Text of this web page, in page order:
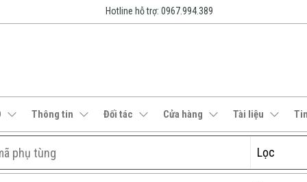
Hotline hỗ trợ: 0967.994.389
Thông tin Đối tác Cửa hàng Tài liệu